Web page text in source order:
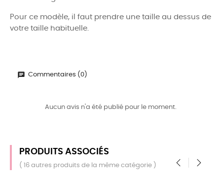
Pour ce modèle, il faut prendre une taille au dessus de
votre taille habituelle.
Commentaires (0)
Aucun avis n'a été publié pour le moment.
PRODUITS ASSOCIÉS
( 16 autres produits de la même catégorie )